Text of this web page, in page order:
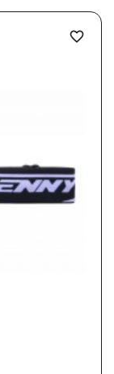
favorite_border